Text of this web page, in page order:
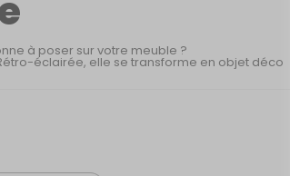
à poser sur votre meuble ?
éclairée, elle se transforme en objet déco